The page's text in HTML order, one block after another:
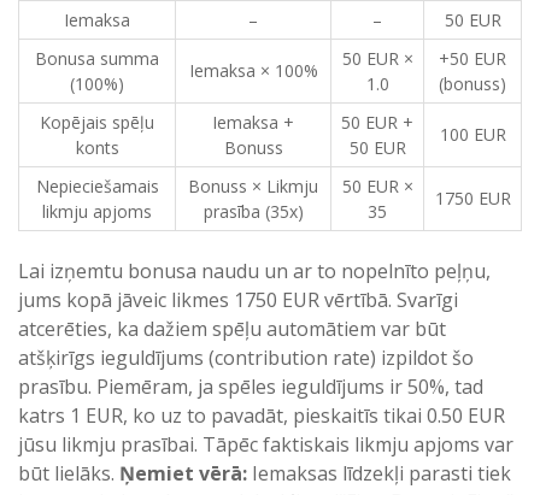
Iemaksa – –
50 EUR
Bonusa summa
(100%)
Iemaksa × 100%
50 EUR ×
1.0
+50 EUR
(bonuss)
Kopējais spēļu
konts
Iemaksa +
Bonuss
50 EUR +
50 EUR
100 EUR
Nepieciešamais
likmju apjoms
Bonuss × Likmju
prasība (35x)
50 EUR ×
35
1750 EUR
Lai izņemtu bonusa naudu un ar to nopelnīto peļņu,
jums kopā jāveic likmes 1750 EUR vērtībā. Svarīgi
atcerēties, ka dažiem spēļu automātiem var būt
atšķirīgs ieguldījums (contribution rate) izpildot šo
prasību. Piemēram, ja spēles ieguldījums ir 50%, tad
katrs 1 EUR, ko uz to pavadāt, pieskaitīs tikai 0.50 EUR
jūsu likmju prasībai. Tāpēc faktiskais likmju apjoms var
būt lielāks. Ņemiet vērā: Iemaksas līdzekļi parasti tiek